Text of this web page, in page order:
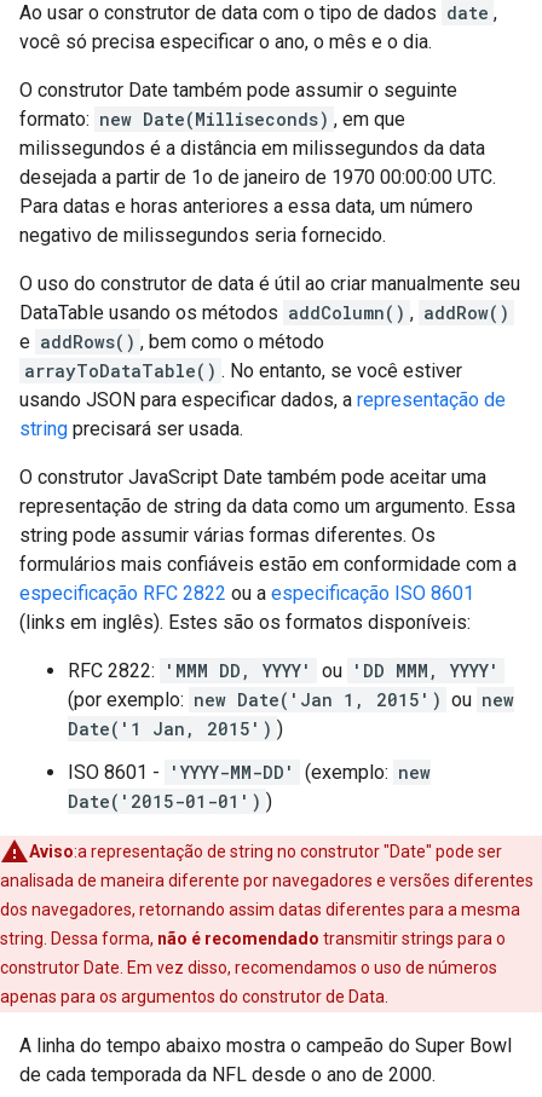
Ao usar o construtor de data com o tipo de dados date ,
você só precisa especificar o ano, o mês e o dia.
O construtor Date também pode assumir o seguinte
formato: new Date(Milliseconds) , em que
milissegundos é a distância em milissegundos da data
desejada a partir de 1o de janeiro de 1970 00:00:00 UTC.
Para datas e horas anteriores a essa data, um número
negativo de milissegundos seria fornecido.
O uso do construtor de data é útil ao criar manualmente seu
DataTable usando os métodos addColumn() , addRow()
e addRows() , bem como o método
arrayToDataTable() . No entanto, se você estiver
usando JSON para especificar dados, a representação de
string precisará ser usada.
O construtor JavaScript Date também pode aceitar uma
representação de string da data como um argumento. Essa
string pode assumir várias formas diferentes. Os
formulários mais confiáveis estão em conformidade com a
especificação RFC 2822 ou a especificação ISO 8601
(links em inglês). Estes são os formatos disponíveis:
RFC 2822: 'MMM DD, YYYY' ou 'DD MMM, YYYY'
(por exemplo: new Date('Jan 1, 2015') ou new
Date('1 Jan, 2015') )
ISO 8601 -
'YYYY-MM-DD' (exemplo: new
Date('2015-01-01') )
Aviso:a representação de string no construtor "Date" pode ser
analisada de maneira diferente por navegadores e versões diferentes
dos navegadores, retornando assim datas diferentes para a mesma
string. Dessa forma, não é recomendado transmitir strings para o
construtor Date. Em vez disso, recomendamos o uso de números
apenas para os argumentos do construtor de Data.
A linha do tempo abaixo mostra o campeão do Super Bowl
de cada temporada da NFL desde o ano de 2000.